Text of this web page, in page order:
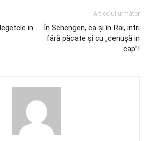
in
Articolul următor
În Schengen, ca și în Rai, intri
fără păcate și cu „cenușă in
cap”!